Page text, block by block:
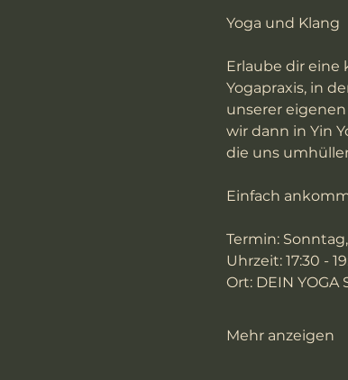
Yoga und Klang
Erlaube dir eine
Yogapraxis, in
unserer
wir dann in Yin
die uns
Einfach
Termin:
Uhrzeit: 17:30 -
Ort: DEIN YOGA
Mehr anzeigen